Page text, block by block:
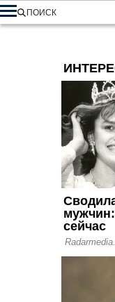
ПОИСК